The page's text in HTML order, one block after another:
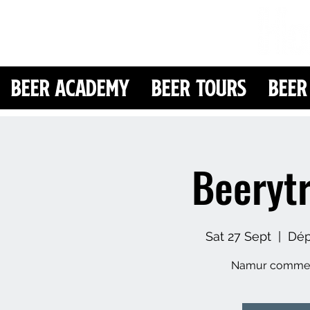
Beer Academy Beer Tours
Sat 27 Sept
Namur